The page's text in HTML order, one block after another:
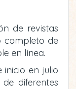
de revistas
completo de
en línea.
en julio
diferentes